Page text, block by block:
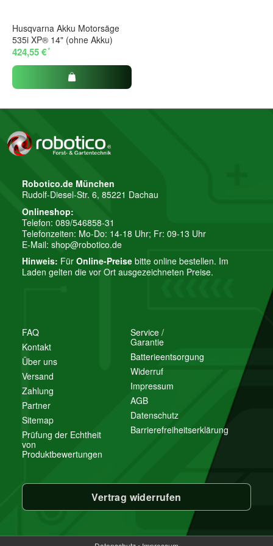
Firma
Telefon
Fragen?
Bitte beachten Sie unsere Datenschutzerklärung
Frage abschicken
Husqvarna Akku Motorsäge
535i XP® 14" (ohne Akku)
424,55 €*
FAQ
Kontakt
Über uns
Versand
Zahlung
Partner
Sitemap
Prüfung der Echtheit
von
Produktbewertungen
Service /
Garantie
Batterieentsorgung
Widerruf
Impressum
AGB
Datenschutz
Barrierefreiheitserklärung
Robotico.de München
Rudolf-Diesel-Str. 6, 85221 Dachau
Onlineshop:
Telefon: 089/546858-31
Telefonzeiten: Mo-Do: 14-18 Uhr; Fr: 09-13 Uhr
E-Mail: shop@robotico.de
Hinweis: Für Online-Preise bitte online bestellen. Im
Laden gelten die vor Ort ausgezeichneten Preise.
Vertrag widerrufen